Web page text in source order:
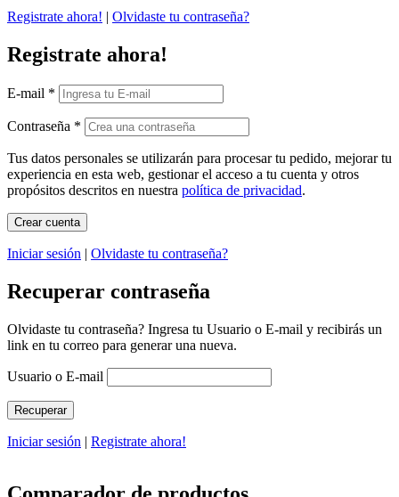
Registrate ahora! | Olvidaste tu contraseña?
Registrate ahora!
E-mail *
Contraseña *
Tus datos personales se utilizarán para procesar tu pedido, mejorar tu
experiencia en esta web, gestionar el acceso a tu cuenta y otros
propósitos descritos en nuestra política de privacidad.
Iniciar sesión | Olvidaste tu contraseña?
Recuperar contraseña
Olvidaste tu contraseña? Ingresa tu Usuario o E-mail y recibirás un
link en tu correo para generar una nueva.
Usuario o E-mail
Iniciar sesión | Registrate ahora!